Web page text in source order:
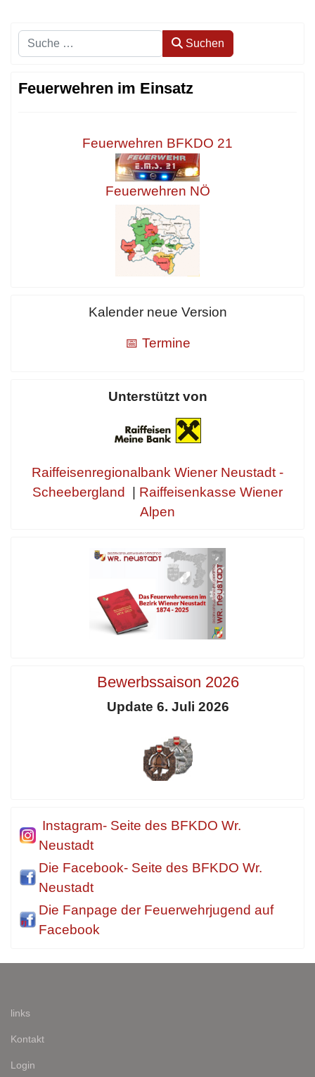
Suchen Suchen
Feuerwehren im Einsatz
Feuerwehren BFKDO 21
Feuerwehren NÖ
Kalender neue Version
📅 Termine
Unterstützt von
Raiffeisenregionalbank Wiener Neustadt -
Scheebergland
Raiffeisenkasse Wiener
Alpen
Bewerbssaison 2026
Update 6. Juli 2026
Instagram- Seite des BFKDO Wr.
Neustadt
Die Facebook- Seite des BFKDO Wr.
Neustadt
Die Fanpage der Feuerwehrjugend auf
Facebook
links
Kontakt
Login